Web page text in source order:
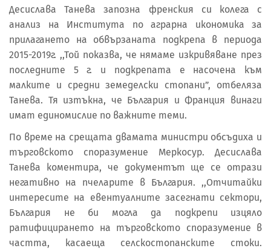
Десислава Танева запозна френския си колега с
анализ на Института по аграрна икономика за
прилагането на обвързаната подкрепа в периода
2015-2019г. ,,Той показва, че нямаме изкривяване през
последните 5 г. и подкрепата е насочена към
малките и средни земеделски стопани”, отбеляза
Танева. Тя изтъкна, че България и Франция винаги
имат единомислие по важните теми.
По време на срещата двамата министри обсъдиха и
търговското споразумение Меркосур. Десислава
Танева коментира, че документът ще се отрази
негативно на пчеларите в България. ,,Отчитайки
интересите на евентуалните засегнати сектори,
България не би могла да подкрепи изцяло
ратифицирането на търговското споразумение в
частта, касаеща селскостопанските стоки.